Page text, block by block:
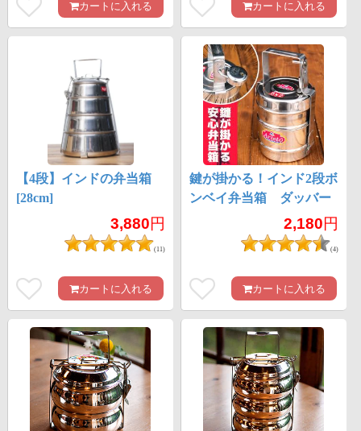
カートに入れる カートに入れる
【4段】インドの弁当箱
[28cm]
3,880円
(11)
カートに入れる
鍵が掛かる！インド2段ボ
ンベイ弁当箱 ダッバー
ワーラー仕様【直径:約
10cm 高さ:約19.5cm】
2,180円
(4)
カートに入れる